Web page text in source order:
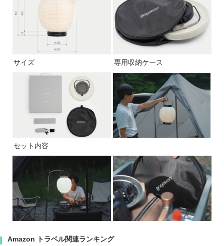
サイズ 専用収納ケース
セット内容
Amazon トラベル関連ランキング